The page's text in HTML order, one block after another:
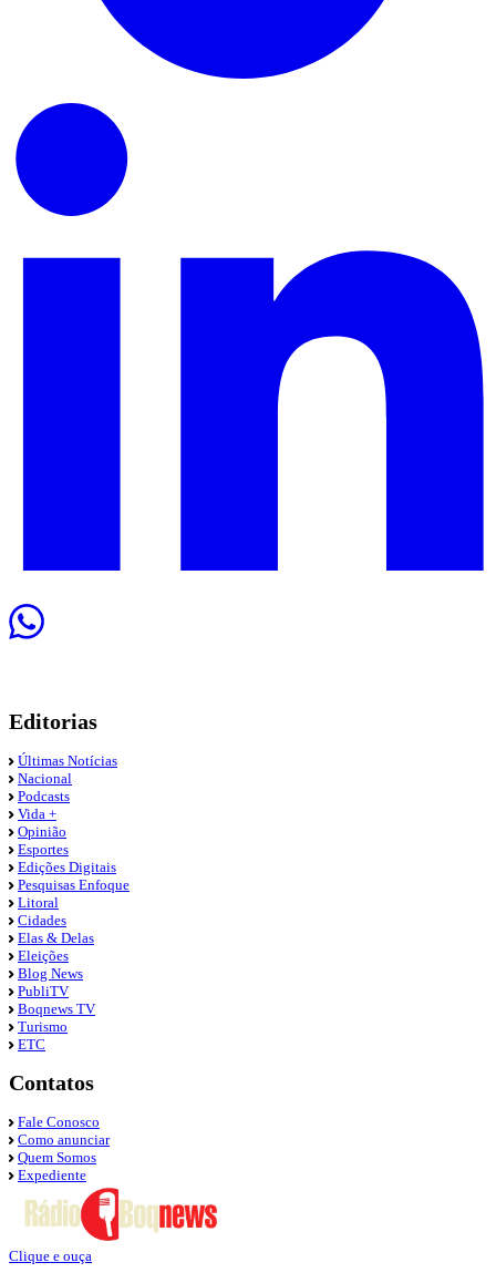
Editorias
Últimas Notícias
Nacional
Podcasts
Vida +
Opinião
Esportes
Edições Digitais
Pesquisas Enfoque
Litoral
Cidades
Elas & Delas
Eleições
Blog News
PubliTV
Boqnews TV
Turismo
ETC
Contatos
Fale Conosco
Como anunciar
Quem Somos
Expediente
Clique e ouça